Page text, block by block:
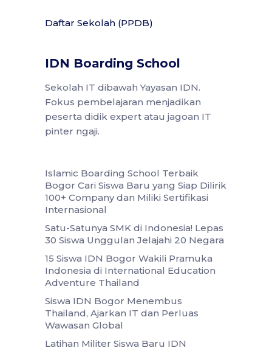
Daftar Sekolah (PPDB)
IDN Boarding School
Sekolah IT dibawah Yayasan IDN.
Fokus pembelajaran menjadikan
peserta didik expert atau jagoan IT
pinter ngaji.
Islamic Boarding School Terbaik
Bogor Cari Siswa Baru yang Siap Dilirik
100+ Company dan Miliki Sertifikasi
Internasional
Satu-Satunya SMK di Indonesia! Lepas
30 Siswa Unggulan Jelajahi 20 Negara
15 Siswa IDN Bogor Wakili Pramuka
Indonesia di International Education
Adventure Thailand
Siswa IDN Bogor Menembus
Thailand, Ajarkan IT dan Perluas
Wawasan Global
Latihan Militer Siswa Baru IDN